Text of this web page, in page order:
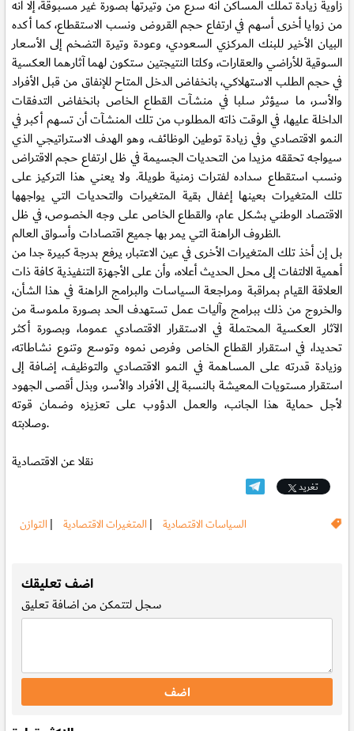
زاوية زيادة تملك المساكن أنه سرع من وتيرتها بصورة غير مسبوقة، إلا أنه
من زوايا أخرى أسهم في ارتفاع حجم القروض ونسب الاستقطاع، كما أكده
البيان الأخير للبنك المركزي السعودي، وعودة وتيرة التضخم إلى الأسعار
السوقية للأراضي والعقارات، وكلتا النتيجتين ستكون لهما آثارهما العكسية
في حجم الطلب الاستهلاكي، بانخفاض الدخل المتاح للإنفاق من قبل الأفراد
والأسر، ما سيؤثر سلبا في منشآت القطاع الخاص بانخفاض التدفقات
الداخلة عليها، في الوقت ذاته المطلوب من تلك المنشآت أن تسهم أكبر في
النمو الاقتصادي وفي زيادة توطين الوظائف، وهو الهدف الاستراتيجي الذي
سيواجه تحققه مزيدا من التحديات الجسيمة في ظل ارتفاع حجم الاقتراض
ونسب استقطاع سداده لفترات زمنية طويلة. ولا يعني هذا التركيز على
تلك المتغيرات بعينها إغفال بقية المتغيرات والتحديات التي يواجهها
الاقتصاد الوطني بشكل عام، والقطاع الخاص على وجه الخصوص، في ظل
الظروف الراهنة التي يمر بها جميع اقتصادات وأسواق العالم.
بل إن أخذ تلك المتغيرات الأخرى في عين الاعتبار، يرفع بدرجة كبيرة جدا من
أهمية الالتفات إلى محل الحديث أعلاه، وأن على الأجهزة التنفيذية كافة ذات
العلاقة القيام بمراقبة ومراجعة السياسات والبرامج الراهنة في هذا الشأن،
والخروج من ذلك ببرامج وآليات عمل تستهدف الحد بصورة ملموسة من
الآثار العكسية المحتملة في الاستقرار الاقتصادي عموما، وبصورة أكثر
تحديدا، في استقرار القطاع الخاص وفرص نموه وتوسع وتنوع نشاطاته،
وزيادة قدرته على المساهمة في النمو الاقتصادي والتوظيف، إضافة إلى
استقرار مستويات المعيشة بالنسبة إلى الأفراد والأسر، وبذل أقصى الجهود
لأجل حماية هذا الجانب، والعمل الدؤوب على تعزيزه وضمان قوته
وصلابته.
نقلا عن الاقتصادية
تغريد
السياسات الاقتصادية | المتغيرات الاقتصادية | التوازن
اضف تعليقك
سجللتتمكن من اضافة تعليق